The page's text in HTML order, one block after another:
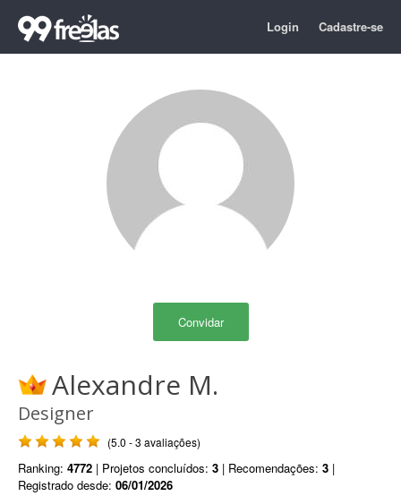
Login Cadastre-se
Convidar
Alexandre M.
Designer
(5.0 - 3 avaliações)
Ranking: 4772 | Projetos concluídos: 3 | Recomendações: 3 |
Registrado desde: 06/01/2026